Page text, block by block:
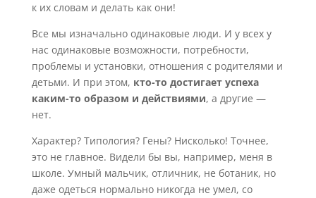
к их словам и делать как они!
Все мы изначально одинаковые люди. И у всех у
нас одинаковые возможности, потребности,
проблемы и установки, отношения с родителями и
детьми. И при этом, кто-то достигает успеха
каким-то образом и действиями, а другие —
нет.
Характер? Типология? Гены? Нисколько! Точнее,
это не главное. Видели бы вы, например, меня в
школе. Умный мальчик, отличник, не ботаник, но
даже одеться нормально никогда не умел, со